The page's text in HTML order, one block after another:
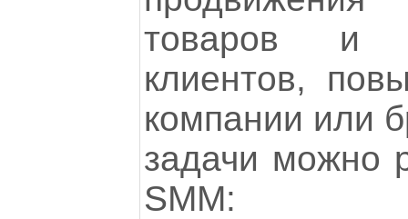
товаров и
клиентов,
компании или
задачи можно
SMM: